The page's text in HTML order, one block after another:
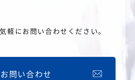
軽にお問い合わせください。
お問い合わせ